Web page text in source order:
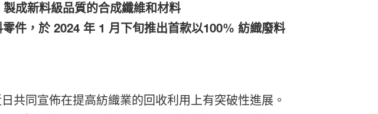
成新料級品質的合成纖維和材料
件，於 2024 年 1 月下旬推出首款以100% 紡織廢料
同宣佈在提高紡織業的回收利用上有突破性進展。